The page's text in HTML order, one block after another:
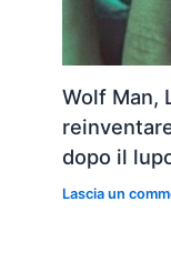
Wolf Man,
dopo il
Lascia un